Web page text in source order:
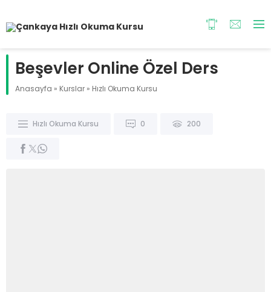
Beşevler Online Özel Ders
Anasayfa » Kurslar » Hızlı Okuma Kursu
Hızlı Okuma Kursu 0 200